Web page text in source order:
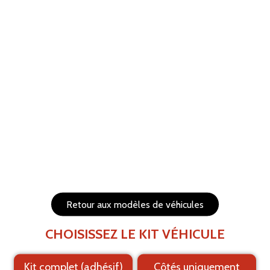
Retour aux modèles de véhicules
CHOISISSEZ LE KIT VÉHICULE
Kit complet (adhésif)
Côtés uniquement